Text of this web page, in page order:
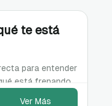
te está
para entender
está frenando
Ver Más